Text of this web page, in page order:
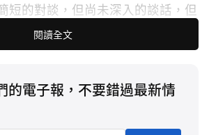
短的對談，但尚未深入的談話，但
大家看到更多的合作，或許或一同
設計，這只是我們展開更多機會與
2015 年正式簽約 ANTA，今年將
名戰靴 KT X，預計於今年秋天上
閱讀全文
的電子報，不要錯過最新情